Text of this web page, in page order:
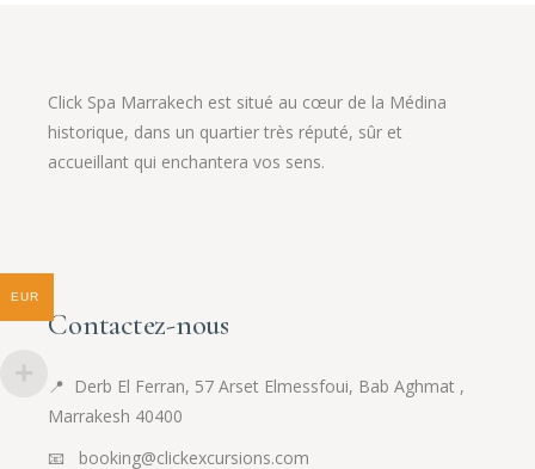
Click Spa Marrakech est situé au cœur de la Médina
historique, dans un quartier très réputé, sûr et
accueillant qui enchantera vos sens.
Contactez-nous
📍 Derb El Ferran, 57 Arset Elmessfoui, Bab Aghmat ,
Marrakesh 40400
📧 booking@clickexcursions.com
EUR